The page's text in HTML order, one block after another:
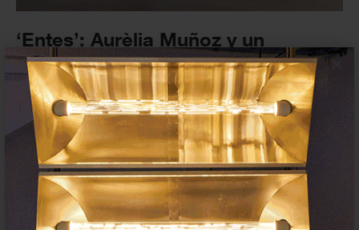
×
‘Entes’: Aurèlia Muñoz y un
universo poblado por seres
híbridos en el Museo Reina Sofía
(Madrid)
28 ABRIL 2026 EXPOSICIONES